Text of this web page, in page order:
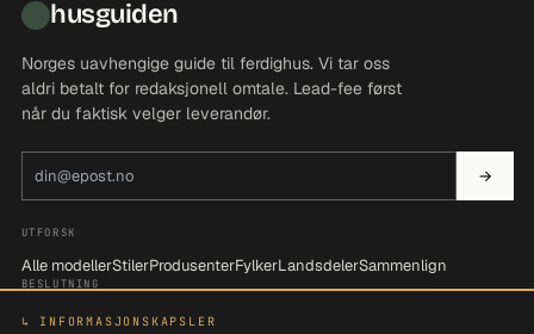
husguiden
Norges uavhengige guide til ferdighus. Vi tar oss
aldri betalt for redaksjonell omtale. Lead-fee først
når du faktisk velger leverandør.
→
UTFORSK
Alle modellerStilerProdusenterFylkerLandsdelerSammenlign
BESLUTNING
Be om tilbudSøk i katalogen
↳ INFORMASJONSKAPSLER